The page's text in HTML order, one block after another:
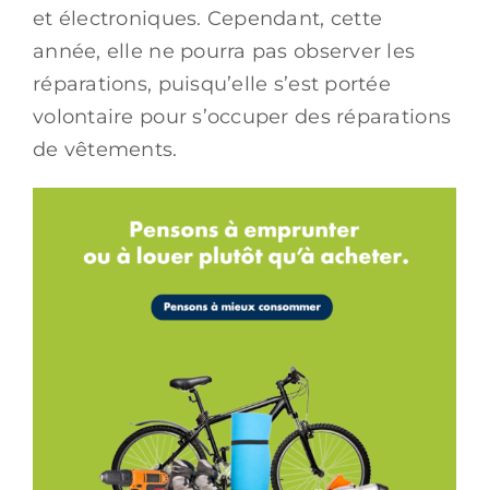
et électroniques. Cependant, cette
année, elle ne pourra pas observer les
réparations, puisqu’elle s’est portée
volontaire pour s’occuper des réparations
de vêtements.